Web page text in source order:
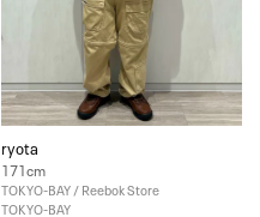
ryota
171cm
TOKYO-BAY / Reebok Store
TOKYO-BAY